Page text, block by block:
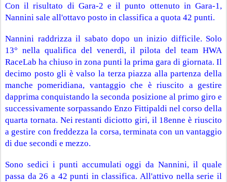
Con il risultato di Gara-2 e il punto ottenuto in Gara-1,
Nannini sale all'ottavo posto in classifica a quota 42 punti.
Nannini raddrizza il sabato dopo un inizio difficile. Solo
13° nella qualifica del venerdì, il pilota del team HWA
RaceLab ha chiuso in zona punti la prima gara di giornata. Il
decimo posto gli è valso la terza piazza alla partenza della
manche pomeridiana, vantaggio che è riuscito a gestire
dapprima conquistando la seconda posizione al primo giro e
successivamente sorpassando Enzo Fittipaldi nel corso della
quarta tornata. Nei restanti diciotto giri, il 18enne è riuscito
a gestire con freddezza la corsa, terminata con un vantaggio
di due secondi e mezzo.
Sono sedici i punti accumulati oggi da Nannini, il quale
passa da 26 a 42 punti in classifica. All'attivo nella serie il